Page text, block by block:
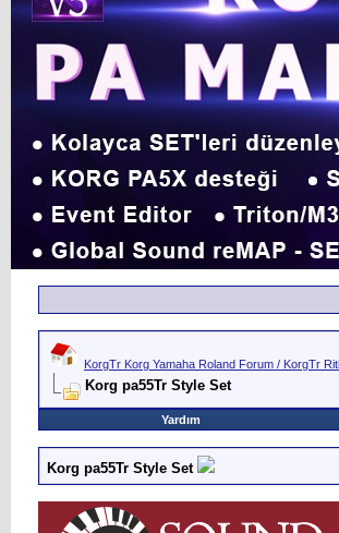
KorgTr Korg Yamaha Roland Forum / KorgTr
Korg pa55Tr Style Set
Yardım
Korg pa55Tr Style Set